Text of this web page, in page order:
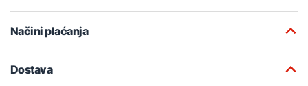
Načini plaćanja
Dostava